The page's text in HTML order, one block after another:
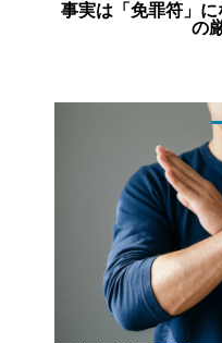
事実は「免罪符」
の